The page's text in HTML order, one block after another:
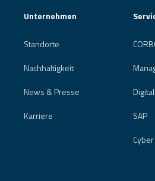
Unternehmen
Standorte
Nachhaltigkeit
News & Presse
Karriere
SAP